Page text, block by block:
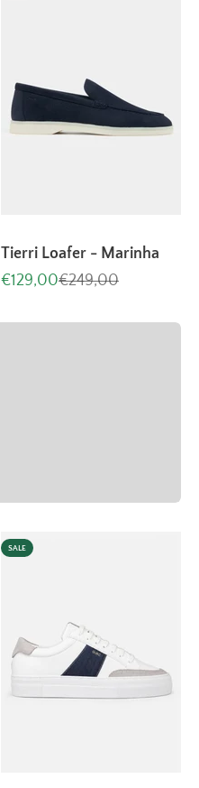
Tierri Loafer - Marinha
Aanbiedingsprijs
€129,00Normale prijs
€249,00
SALE